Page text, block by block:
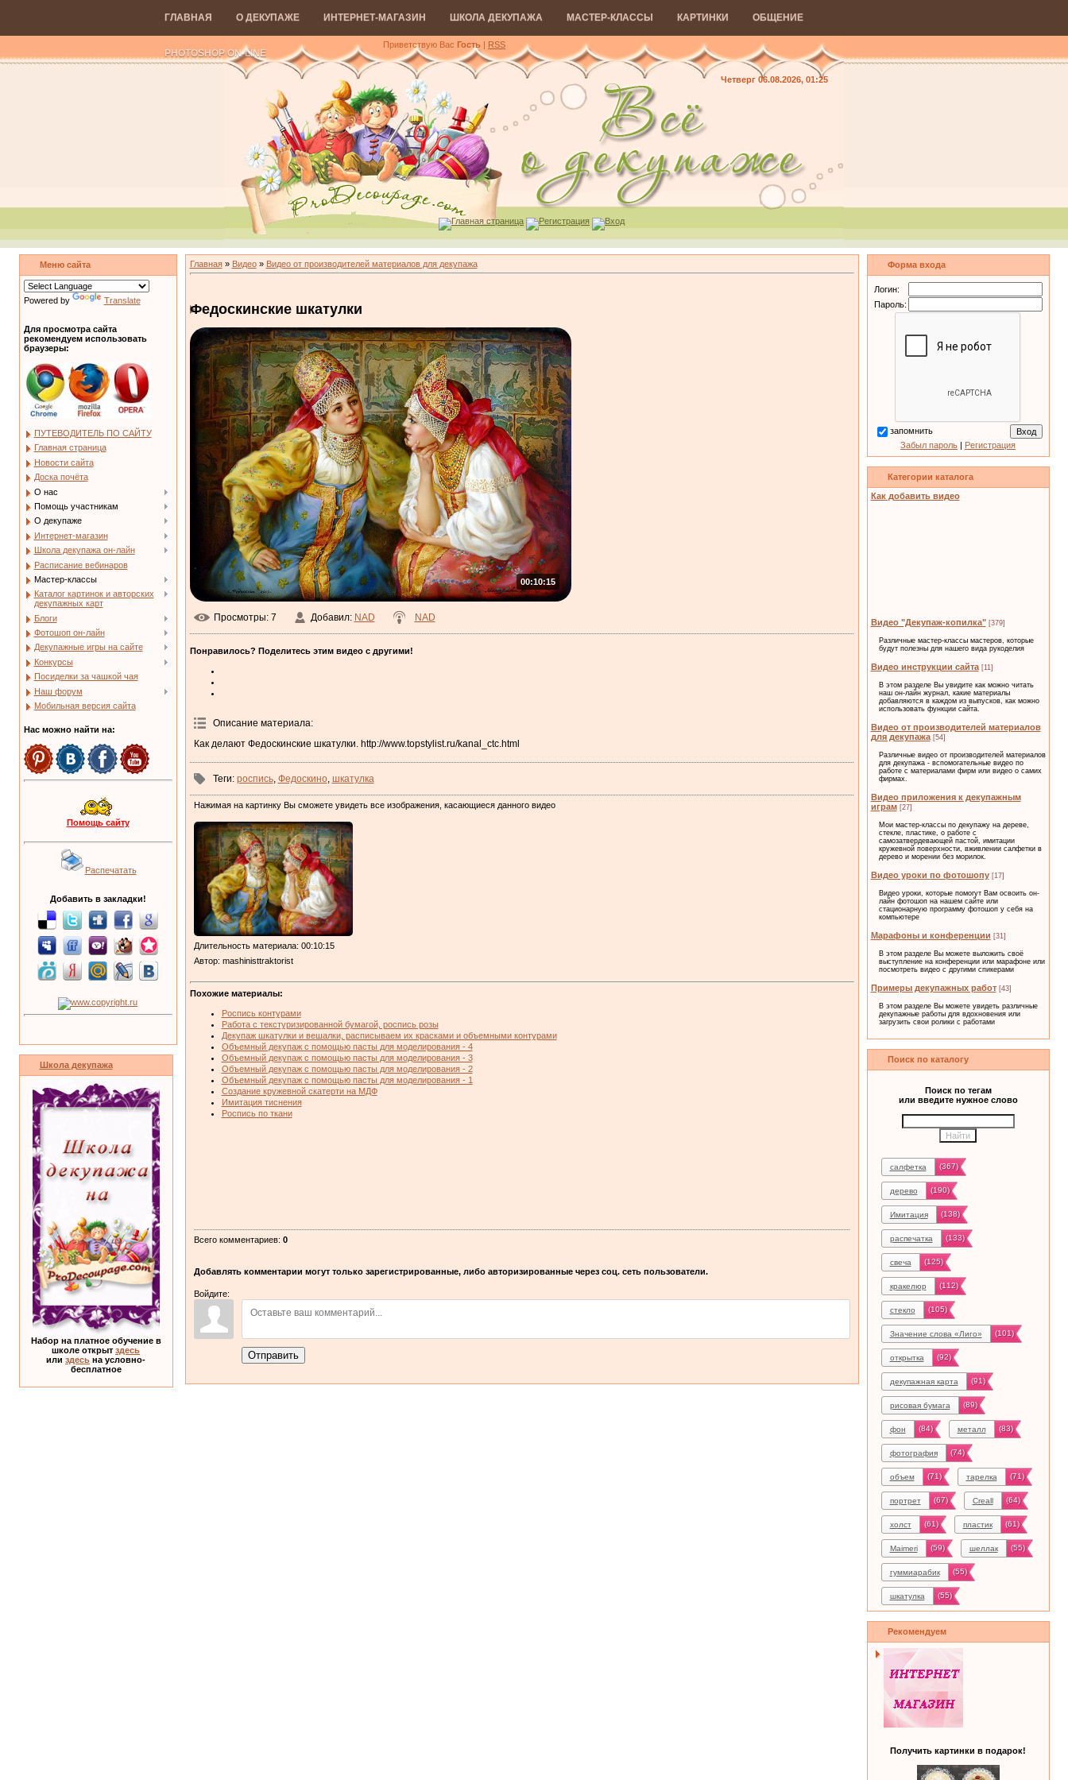
ГЛАВНАЯ О ДЕКУПАЖЕ ИНТЕРНЕТ-МАГАЗИН ШКОЛА ДЕКУПАЖА МАСТЕР-КЛАССЫ КАРТИНКИ ОБЩЕНИЕ
PHOTOSHOP ON-LINE
Приветствую Вас Гость | RSS
Четверг 06.08.2026, 01:25
Главная страница Регистрация Вход
Меню сайта
Powered by Translate
Для просмотра сайта
рекомендуем использовать
браузеры:
ПУТЕВОДИТЕЛЬ ПО САЙТУ
Главная страница
Новости сайта
Доска почёта
О нас
Помощь участникам
О декупаже
Интернет-магазин
Школа декупажа он-лайн
Расписание вебинаров
Мастер-классы
Каталог картинок и авторских
декупажных карт
Блоги
Фотошоп он-лайн
Декупажные игры на сайте
Конкурсы
Посиделки за чашкой чая
Наш форум
Мобильная версия сайта
Нас можно найти на:
Помощь сайту
Распечатать
Добавить в закладки!
Школа декупажа
Набор на платное обучение в
школе открыт здесь
или здесь на условно-
бесплатное
Главная» Видео» Видео от производителей материалов для декупажа
Федоскинские шкатулки
00:10:15
Просмотры: 7 Добавил: NAD NAD
Понравилось? Поделитесь этим видео с другими!
Описание материала:
Как делают Федоскинские шкатулки. http://www.topstylist.ru/kanal_ctc.html
Теги: роспись, Федоскино, шкатулка
Нажимая на картинку Вы сможете увидеть все изображения, касающиеся данного видео
Длительность материала: 00:10:15
Автор: mashinisttraktorist
Похожие материалы:
Роспись контурами
Работа с текстуризированной бумагой, роспись розы
Декупаж шкатулки и вешалки, расписываем их красками и объемными контурами
Объемный декупаж с помощью пасты для моделирования - 4
Объемный декупаж с помощью пасты для моделирования - 3
Объемный декупаж с помощью пасты для моделирования - 2
Объемный декупаж с помощью пасты для моделирования - 1
Создание кружевной скатерти на МДФ
Имитация тиснения
Роспись по ткани
Всего комментариев: 0
Добавлять комментарии могут только зарегистрированные, либо авторизированные через соц. сеть пользователи.
Войдите:
Отправить
Форма входа
Логин:
Пароль:
запомнить
Забыл пароль | Регистрация
Категории каталога
Как добавить видео
Видео "Декупаж-копилка" [379]
Различные мастер-классы мастеров, которые
будут полезны для нашего вида рукоделия
Видео инструкции сайта [11]
В этом разделе Вы увидите как можно читать
наш он-лайн журнал, какие материалы
добавляются в каждом из выпусков, как можно
использовать функции сайта.
Видео от производителей материалов
для декупажа [54]
Различные видео от производителей материалов
для декупажа - вспомогательные видео по
работе с материалами фирм или видео о самих
фирмах.
Видео приложения к декупажным
играм [27]
Мои мастер-классы по декупажу на дереве,
стекле, пластике, о работе с
самозатвердевающей пастой, имитации
кружевной поверхности, вживлении салфетки в
дерево и морении без морилок.
Видео уроки по фотошопу [17]
Видео уроки, которые помогут Вам освоить он-
лайн фотошоп на нашем сайте или
стационарную программу фотошоп у себя на
компьютере
Марафоны и конференции [31]
В этом разделе Вы можете выложить своё
выступление на конференции или марафоне или
посмотреть видео с другими спикерами
Примеры декупажных работ [43]
В этом разделе Вы можете увидеть различные
декупажные работы для вдохновения или
загрузить свои ролики с работами
Поиск по каталогу
Поиск по тегам
или введите нужное слово
салфетка (367)
дерево (190)
Имитация (138)
распечатка (133)
свеча (125)
кракелюр (112)
стекло (105)
Значение слова «Лиго» (101)
открытка (92)
декупажная карта (91)
рисовая бумага (89)
фон (84) металл (83)
фотография (74)
объем (71) тарелка (71)
портрет (67) Creall (64)
холст (61) пластик (61)
Maimeri (59) шеллак (55)
гуммиарабик (55)
шкатулка (55)
Рекомендуем
Получить картинки в подарок!